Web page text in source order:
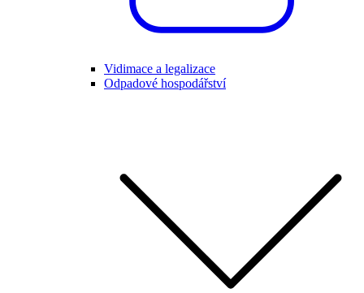
Vidimace a legalizace
Odpadové hospodářství